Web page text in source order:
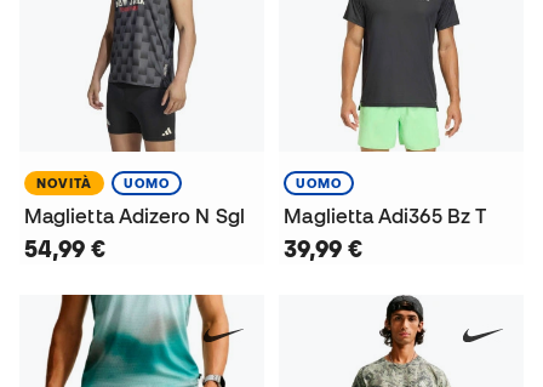
NOVITÀ UOMO
Maglietta Adizero N Sgl
54,99 €
UOMO
Maglietta Adi365 Bz T
39,99 €